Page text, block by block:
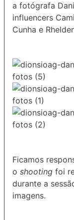
a fotógrafa
influencers
Cunha e
Ficamos
o shooting foi
durante a
imagens.